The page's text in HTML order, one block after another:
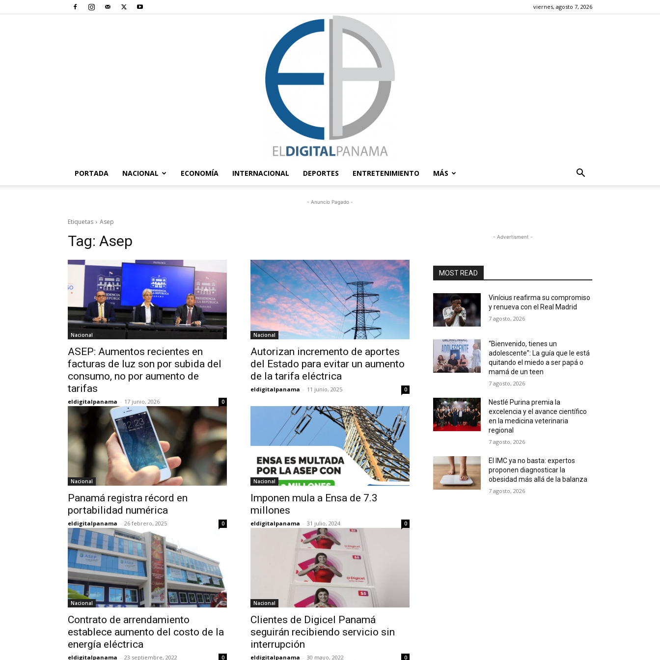
viernes, agosto 7, 2026
Panamá
PORTADA NACIONAL ECONOMÍA INTERNACIONAL DEPORTES ENTRETENIMIENTO MÁS
- Anuncio Pagado -
Etiquetas Asep
Tag: Asep
Nacional
ASEP: Aumentos recientes en
facturas de luz son por subida del
consumo, no por aumento de
tarifas
eldigitalpanama - 17 junio, 2026 0
Nacional
Autorizan incremento de aportes
del Estado para evitar un aumento
de la tarifa eléctrica
eldigitalpanama - 11 junio, 2025 0
Nacional
Panamá registra récord en
portabilidad numérica
eldigitalpanama - 26 febrero, 2025 0
Nacional
Imponen mula a Ensa de 7.3
millones
eldigitalpanama - 31 julio, 2024 0
Nacional
Contrato de arrendamiento
establece aumento del costo de la
energía eléctrica
eldigitalpanama - 23 septiembre, 2022 0
Nacional
Clientes de Digicel Panamá
seguirán recibiendo servicio sin
interrupción
eldigitalpanama - 30 mayo, 2022 0
- Advertisment -
MOST READ
Vinícius reafirma su compromiso
y renueva con el Real Madrid
7 agosto, 2026
“Bienvenido, tienes un
adolescente”: La guía que le está
quitando el miedo a ser papá o
mamá de un teen
7 agosto, 2026
Nestlé Purina premia la
excelencia y el avance científico
en la medicina veterinaria
regional
7 agosto, 2026
El IMC ya no basta: expertos
proponen diagnosticar la
obesidad más allá de la balanza
7 agosto, 2026